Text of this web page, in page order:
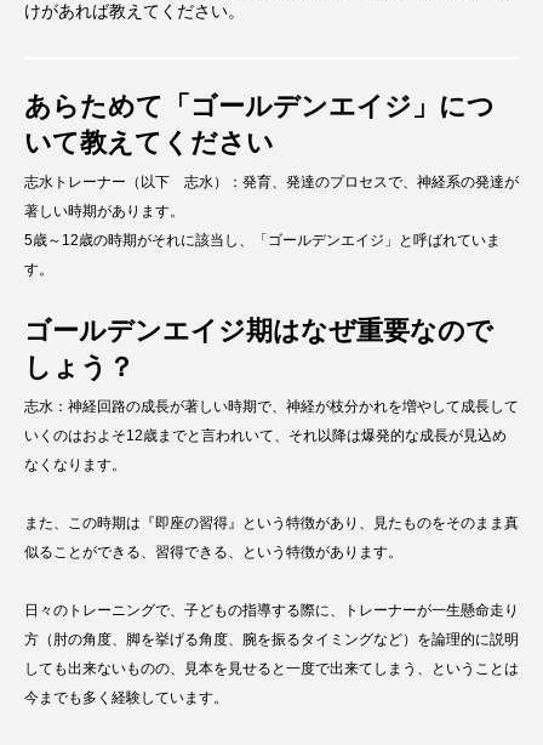
けがあれば教えてください。
あらためて「ゴールデンエイジ」につ
いて教えてください
志水トレーナー（以下 志水）：発育、発達のプロセスで、神経系の発達が
著しい時期があります。
5歳～12歳の時期がそれに該当し、「ゴールデンエイジ」と呼ばれていま
す。
ゴールデンエイジ期はなぜ重要なので
しょう？
志水：神経回路の成長が著しい時期で、神経が枝分かれを増やして成長して
いくのはおよそ12歳までと言われいて、それ以降は爆発的な成長が見込め
なくなります。
また、この時期は『即座の習得』という特徴があり、見たものをそのまま真
似ることができる、習得できる、という特徴があります。
日々のトレーニングで、子どもの指導する際に、トレーナーが一生懸命走り
方（肘の角度、脚を挙げる角度、腕を振るタイミングなど）を論理的に説明
しても出来ないものの、見本を見せると一度で出来てしまう、ということは
今までも多く経験しています。